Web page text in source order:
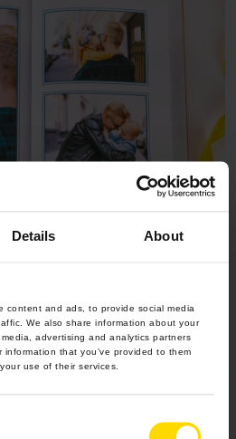
Details About
content and ads, to provide social media
We also share information about your
advertising and analytics partners
that you’ve provided to them
use of their services.
który wszystko ma